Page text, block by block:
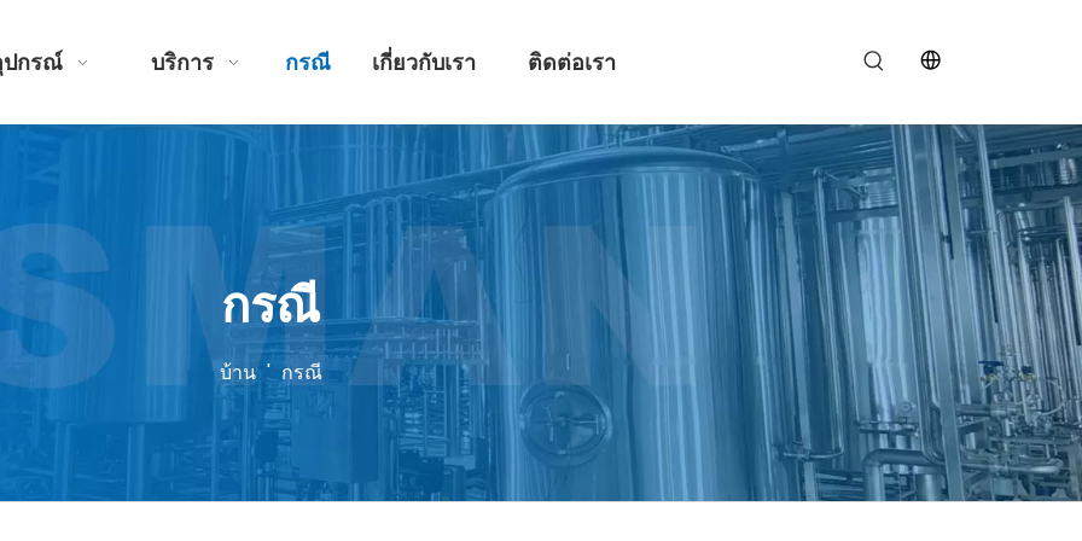
กรณ์ บริการ กรณี เกี่ยวกับเรา ติดต่อเรา
กรณี
บ้าน ' กรณี